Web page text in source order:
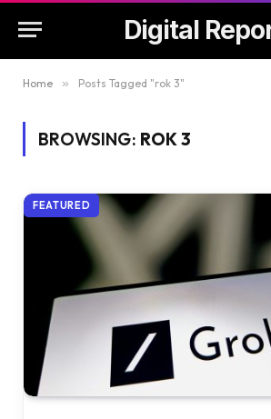
Digital
Home » Posts Tagged "rok 3"
BROWSING: ROK 3
FEATURED